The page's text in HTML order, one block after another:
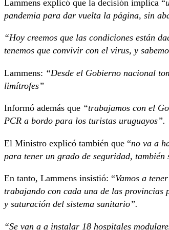
Lammens explicó que la decisión implica “
pandemia para dar vuelta la página, sin
“Hoy creemos que las condiciones están
tenemos que convivir con el virus, y
Lammens: “Desde el Gobierno nacional
limítrofes”
Informó además que “trabajamos con el
PCR a bordo para los turistas uruguayos”.
El Ministro explicó también que “no va a
para tener un grado de seguridad,
En tanto, Lammens insistió: “Vamos a
trabajando con cada una de las
y saturación del sistema sanitario”.
“Se van a a instalar 18 hospitales